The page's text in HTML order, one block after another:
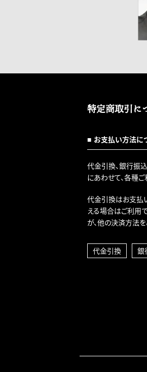
特定商取引に
お支払い方法に
代金引換、銀行振
にあわせて、各種ご
代金引換はお支払
える場合はご利用
が、他の決済方法を
代金引換 銀